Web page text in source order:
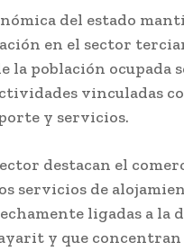
del estado
en el sector
la población ocupada
vinculadas
y servicios.
destacan el
servicios de
ligadas a la
y que concentran